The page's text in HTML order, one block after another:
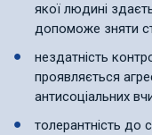
якої людині
допоможе зняти
нездатність
проявляється
антисоціальних
толерантність до